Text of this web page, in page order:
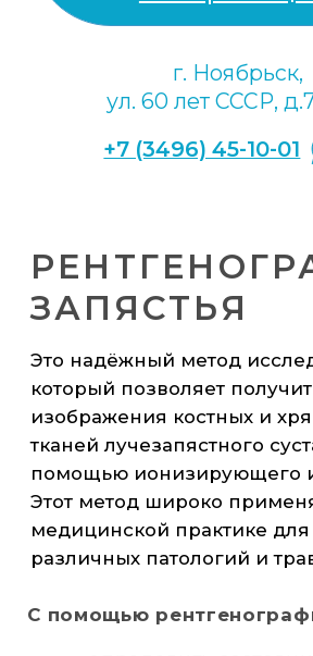
предотвратить развитие серьёзных
заболеваний.
рентгенография кисти
рентгенография кисти
руки в 2 проекциях
690 р
кисти руки
+7 (3496) 45-10-01
г. Ноябрьск,
ул. 60 лет СССР, д.72 «A»
РЕНТГЕНОГРАФИЯ
КЛЮЧИЦЫ
Это информативный метод
получить детальные изображения
ключицы с помощью рентгеновских